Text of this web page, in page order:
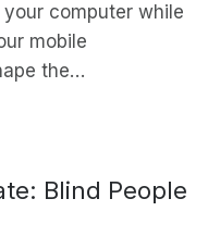
computer while
mobile
the…
Blind People